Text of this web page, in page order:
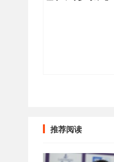
推荐阅读